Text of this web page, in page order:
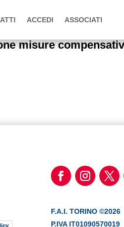
ACCEDI ASSOCIATI
misure
F.A.I. TORINO ©2026
P.IVA IT01090570019